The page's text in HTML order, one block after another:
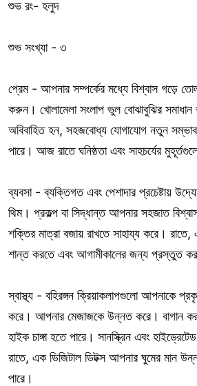
শুভ রং- হলুদ
শুভ সংখ্যা - ৩
প্রেম - আপনার সম্পর্কের মধ্যে বিশ্বাস গড়ে
করুন। খোলামেলা সংলাপ ভুল বোঝাবুঝির
অবিবাহিত হন, সহজবোধ্য যোগাযোগ নতুন
পারে। আজ রাতে ঘনিষ্ঠতা এবং সাহচর্যের
ব্যবসা - ব্যক্তিগত এবং পেশাদার প্রচেষ্টায়
থিম। প্রকল্প বা সিদ্ধান্ত আপনার সহজাত
শক্তির মাত্রা বজায় রাখতে সাহায্য করে।
শান্ত করতে এবং আগামীকালের জন্য প্রস্তুত
স্বাস্থ্য - বহিরঙ্গন ক্রিয়াকলাপগুলো আপনাকে
করে। আপনার মেজাজকে উন্নত করে। বাগান করা,
হাইক চাঙ্গা হতে পারে। সানস্ক্রিন এবং
রাতে, এক ডিজিটাল ডিটক্স আপনার ঘুমের মান
পারে।